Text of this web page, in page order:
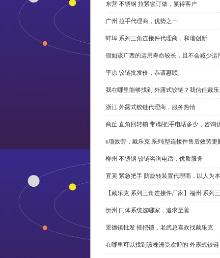
东营 不锈钢 拉紧锁订做，赢得客户
广州 拉手代理商，优势之一
蚌埠 系列三角连接件代理商，和谐创新
假如该广西的运用寿命较长，且不会减少
平凉 铰链批发价，恭请惠顾
我在哪里能够找到 外露式铰链？我信任戴
浙江 外露式铰链代理商，服务热情
商丘 直角回转锁 带t型把手电话多少，咨询
n项效劳，戴乐克 系列i型连接件售后效劳更
柳州 不锈钢 铰链咨询电话，优质服务
宜宾 紧急把手 防旋转装置代理商，以人为本
【戴乐克 系列三角连接件厂家】福州 系列
忻州 闩体系统选哪家，追求至善
景德镇批发 摇把锁，老武总喜欢找戴乐克
在哪里可以找到该株洲受欢迎的 外露式铰